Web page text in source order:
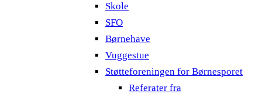
Skole
SFO
Børnehave
Vuggestue
Støtteforeningen for Børnesporet
Referater fra